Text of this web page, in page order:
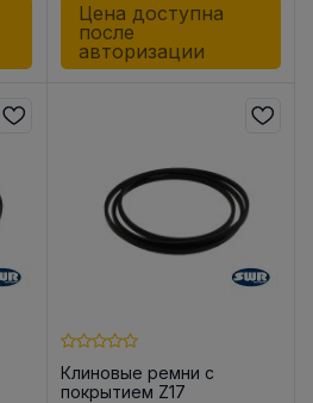
Цена доступна
после
авторизации
Клиновые ремни с
покрытием Z17